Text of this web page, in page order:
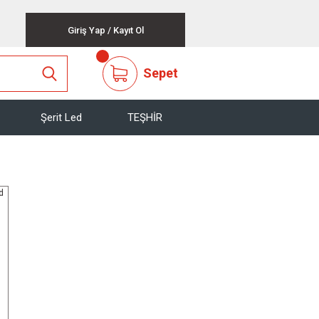
Giriş Yap / Kayıt Ol
Sepet
Şerit Led TEŞHİR